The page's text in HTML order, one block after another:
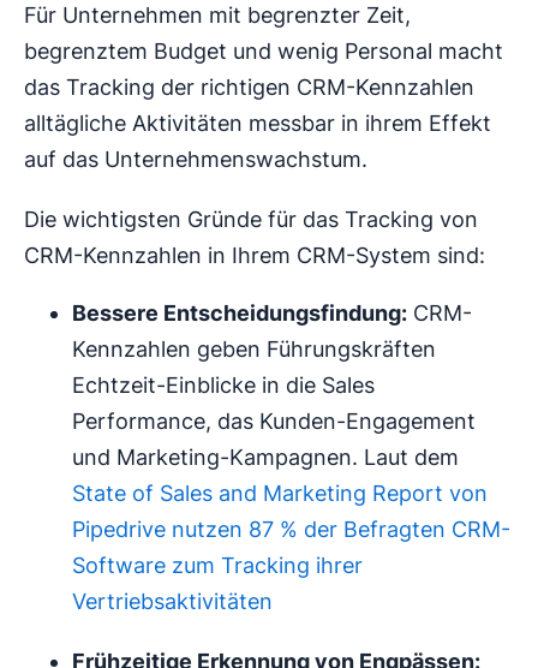
Für Unternehmen mit begrenzter Zeit,
begrenztem Budget und wenig Personal macht
das Tracking der richtigen CRM-Kennzahlen
alltägliche Aktivitäten messbar in ihrem Effekt
auf das Unternehmenswachstum.
Die wichtigsten Gründe für das Tracking von
CRM-Kennzahlen in Ihrem CRM-System sind:
Bessere Entscheidungsfindung: CRM-
Kennzahlen geben Führungskräften
Echtzeit-Einblicke in die Sales
Performance, das Kunden-Engagement
und Marketing-Kampagnen. Laut dem
State of Sales and Marketing Report von
Pipedrive nutzen 87 % der Befragten CRM-
Software zum Tracking ihrer
Vertriebsaktivitäten
Frühzeitige Erkennung von Engpässen: